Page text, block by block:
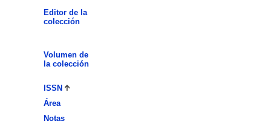
Editor de la
colección
Volumen de
la colección
ISSN
Área
Notas